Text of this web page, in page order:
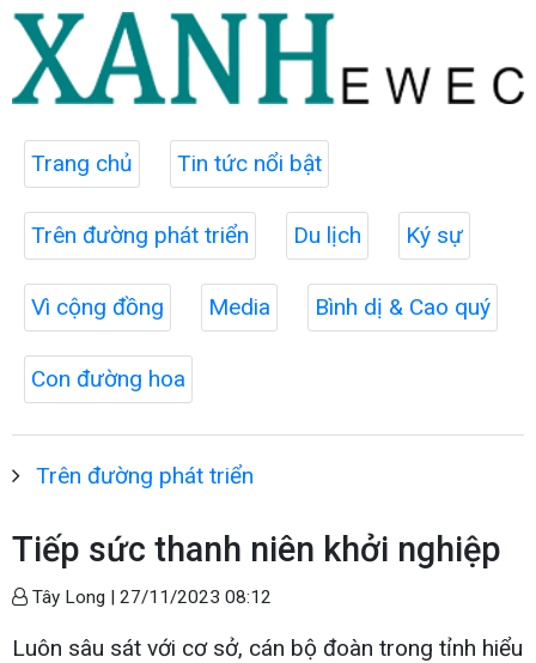
Trang chủ Tin tức nổi bật
Trên đường phát triển Du lịch Ký sự
Vì cộng đồng Media Bình dị & Cao quý
Con đường hoa
Trên đường phát triển
Tiếp sức thanh niên khởi nghiệp
Tây Long | 27/11/2023 08:12
Luôn sâu sát với cơ sở, cán bộ đoàn trong tỉnh hiểu